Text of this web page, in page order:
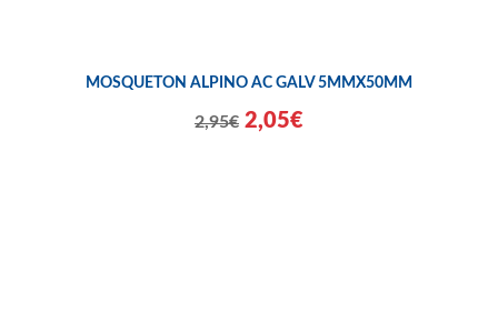
MOSQUETON ALPINO AC GALV 5MMX50MM
2,95€ 2,05€